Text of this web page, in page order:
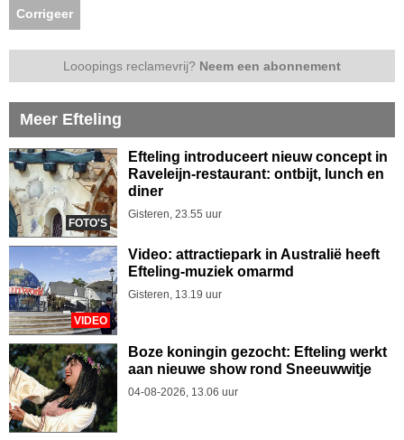
Corrigeer
Looopings reclamevrij? Neem een abonnement
Meer Efteling
FOTO'S
Efteling introduceert nieuw concept in
Raveleijn-restaurant: ontbijt, lunch en
diner
Gisteren, 23.55 uur
VIDEO
Video: attractiepark in Australië heeft
Efteling-muziek omarmd
Gisteren, 13.19 uur
Boze koningin gezocht: Efteling werkt
aan nieuwe show rond Sneeuwwitje
04-08-2026, 13.06 uur